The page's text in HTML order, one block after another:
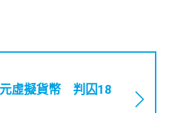
虛擬貨幣 判囚18